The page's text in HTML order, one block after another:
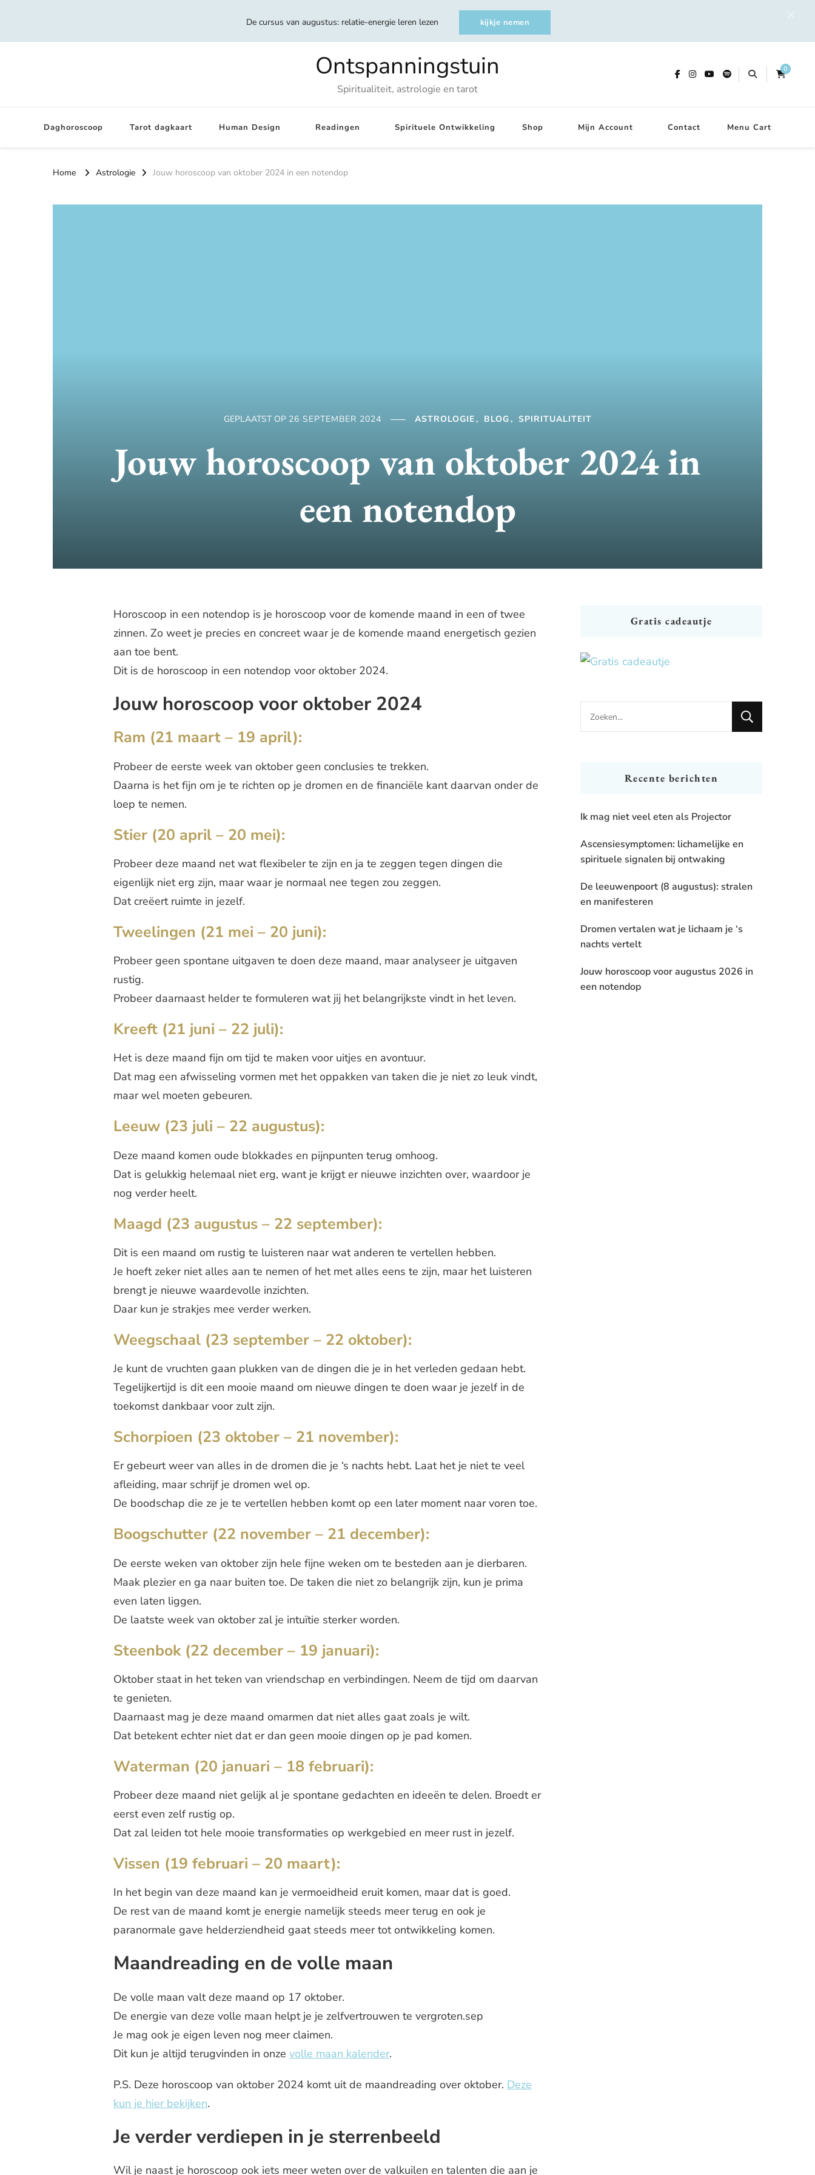
De cursus van augustus: relatie-energie leren lezen kijkje nemen
Ontspanningstuin
Spiritualiteit, astrologie en tarot
0
Daghoroscoop Tarot dagkaart Human Design Readingen Spirituele Ontwikkeling Shop Mijn Account Contact Menu Cart
Home Astrologie Jouw horoscoop van oktober 2024 in een notendop
GEPLAATST OP 26 SEPTEMBER 2024 ASTROLOGIE BLOG SPIRITUALITEIT
Jouw horoscoop van oktober 2024 in
een notendop
Horoscoop in een notendop is je horoscoop voor de komende maand in een of twee
zinnen. Zo weet je precies en concreet waar je de komende maand energetisch gezien
aan toe bent.
Dit is de horoscoop in een notendop voor oktober 2024.
Jouw horoscoop voor oktober 2024
Ram (21 maart – 19 april):
Probeer de eerste week van oktober geen conclusies te trekken.
Daarna is het fijn om je te richten op je dromen en de financiële kant daarvan onder de
loep te nemen.
Stier (20 april – 20 mei):
Probeer deze maand net wat flexibeler te zijn en ja te zeggen tegen dingen die
eigenlijk niet erg zijn, maar waar je normaal nee tegen zou zeggen.
Dat creëert ruimte in jezelf.
Tweelingen (21 mei – 20 juni):
Probeer geen spontane uitgaven te doen deze maand, maar analyseer je uitgaven
rustig.
Probeer daarnaast helder te formuleren wat jij het belangrijkste vindt in het leven.
Kreeft (21 juni – 22 juli):
Het is deze maand fijn om tijd te maken voor uitjes en avontuur.
Dat mag een afwisseling vormen met het oppakken van taken die je niet zo leuk vindt,
maar wel moeten gebeuren.
Leeuw (23 juli – 22 augustus):
Deze maand komen oude blokkades en pijnpunten terug omhoog.
Dat is gelukkig helemaal niet erg, want je krijgt er nieuwe inzichten over, waardoor je
nog verder heelt.
Maagd (23 augustus – 22 september):
Dit is een maand om rustig te luisteren naar wat anderen te vertellen hebben.
Je hoeft zeker niet alles aan te nemen of het met alles eens te zijn, maar het luisteren
brengt je nieuwe waardevolle inzichten.
Daar kun je strakjes mee verder werken.
Weegschaal (23 september – 22 oktober):
Je kunt de vruchten gaan plukken van de dingen die je in het verleden gedaan hebt.
Tegelijkertijd is dit een mooie maand om nieuwe dingen te doen waar je jezelf in de
toekomst dankbaar voor zult zijn.
Schorpioen (23 oktober – 21 november):
Er gebeurt weer van alles in de dromen die je ‘s nachts hebt. Laat het je niet te veel
afleiding, maar schrijf je dromen wel op.
De boodschap die ze je te vertellen hebben komt op een later moment naar voren toe.
Boogschutter (22 november – 21 december):
De eerste weken van oktober zijn hele fijne weken om te besteden aan je dierbaren.
Maak plezier en ga naar buiten toe. De taken die niet zo belangrijk zijn, kun je prima
even laten liggen.
De laatste week van oktober zal je intuïtie sterker worden.
Steenbok (22 december – 19 januari):
Oktober staat in het teken van vriendschap en verbindingen. Neem de tijd om daarvan
te genieten.
Daarnaast mag je deze maand omarmen dat niet alles gaat zoals je wilt.
Dat betekent echter niet dat er dan geen mooie dingen op je pad komen.
Waterman (20 januari – 18 februari):
Probeer deze maand niet gelijk al je spontane gedachten en ideeën te delen. Broedt er
eerst even zelf rustig op.
Dat zal leiden tot hele mooie transformaties op werkgebied en meer rust in jezelf.
Vissen (19 februari – 20 maart):
In het begin van deze maand kan je vermoeidheid eruit komen, maar dat is goed.
De rest van de maand komt je energie namelijk steeds meer terug en ook je
paranormale gave helderziendheid gaat steeds meer tot ontwikkeling komen.
Maandreading en de volle maan
De volle maan valt deze maand op 17 oktober.
De energie van deze volle maan helpt je je zelfvertrouwen te vergroten.sep
Je mag ook je eigen leven nog meer claimen.
Dit kun je altijd terugvinden in onze volle maan kalender.
P.S. Deze horoscoop van oktober 2024 komt uit de maandreading over oktober. Deze
kun je hier bekijken.
Je verder verdiepen in je sterrenbeeld
Wil je naast je horoscoop ook iets meer weten over de valkuilen en talenten die aan je
Gratis cadeautje
Looking
for
Recente berichten
Ik mag niet veel eten als Projector
Ascensiesymptomen: lichamelijke en
spirituele signalen bij ontwaking
De leeuwenpoort (8 augustus): stralen
en manifesteren
Dromen vertalen wat je lichaam je ‘s
nachts vertelt
Jouw horoscoop voor augustus 2026 in
een notendop